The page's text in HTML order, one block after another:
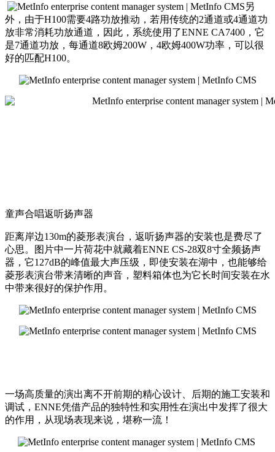
另
外，由于H100需要4路功放推动，若用传统的2通道或4通道功
放非常消耗功放通道，因此，系统使用了ENNE CA7400，它
是7通道功放，每通道8欧姆200W，4欧姆400W功率，可以很
好的匹配H100。
童声合唱返听扬声器
距离岸边130m的菱形表演台，返听扬声器的安装也是费尽了
心思。图片中一片荷花中就藏着ENNE CS-28双8寸全频扬声
器，它127dB的峰值最大声压级，即使安装在湖中，也能够给
菱形表演台带来清晰的声音，塑料箱体也为它长时间安装在水
中带来很好的保护作用。
一场高质量的演出离不开前期的精心设计、后期的施工安装和
调试，ENNE凭借产品的独特性和实用性在演出中发挥了很大
的作用，从现场表现来说，堪称一流！